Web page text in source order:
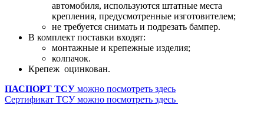
автомобиля, используются штатные места
крепления, предусмотренные изготовителем;
не требуется снимать и подрезать бампер.
В комплект поставки входят:
монтажные и крепежные изделия;
колпачок.
Крепеж оцинкован.
ПАСПОРТ ТСУ можно посмотреть здесь
Сертификат ТСУ можно посмотреть здесь